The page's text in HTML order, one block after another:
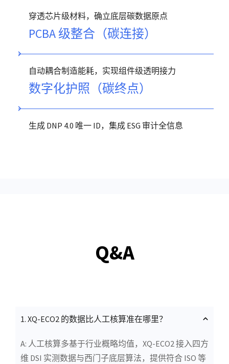
穿透芯片级材料，确立底层碳数据原点
PCBA 级整合（碳连接）
自动耦合制造能耗，实现组件级透明接力
数字化护照（碳终点）
生成 DNP 4.0 唯一 ID，集成 ESG 审计全信息
Q&A
1. XQ-ECO2 的数据比人工核算准在哪里？
A: 人工核算多基于行业概略均值，XQ-ECO2 接入四方
维 DSI 实测数据与西门子底层算法，提供符合 ISO 等